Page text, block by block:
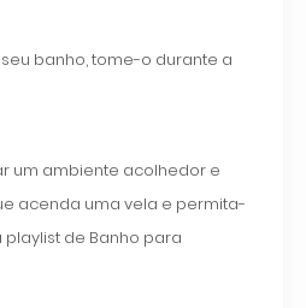
banho, tome-o durante a
um ambiente acolhedor e
acenda uma vela e permita-
de Banho para